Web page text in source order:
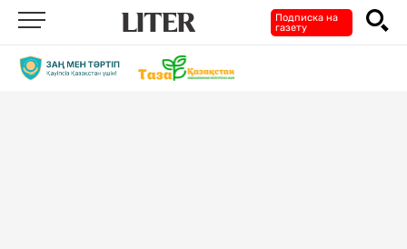
Подписка на
газету